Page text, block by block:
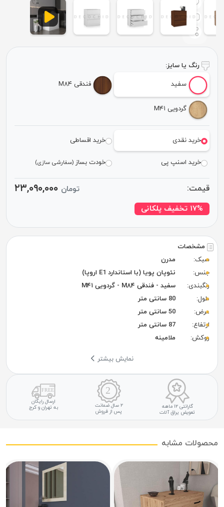
مشخصات
سبک:
مدرن
جنس:
نئوپان پویا (با استاندارد E1 اروپا)
رنگبندی:
سفید - فندقی M۸۴ - گردویی M۴۱
طول:
80 سانتی متر
عرض:
50 سانتی متر
ارتفاع:
87 سانتی متر
روکش:
ملامینه
نمایش بیشتر
گارانتی ۱۲ ماهه
تعویض یراق آلات
۲ سال ضمانت
پس از فروش
ارسال رایگان
به تهران و کرج
رنگ یا سایز:
سفید فندقی M۸۴
گردویی M۴۱
خرید نقدی خرید اقساطی
خرید اسنپ پی خودت بساز(سفارشی سازی)
قیمت: تومان ۲۳,۰۹۰,۰۰۰
۱۷% تخفیف پلکانی
محصولات مشابه